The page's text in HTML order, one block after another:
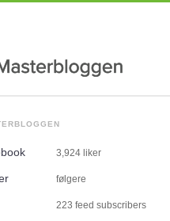
3,924 liker
følgere
223 feed subscribers